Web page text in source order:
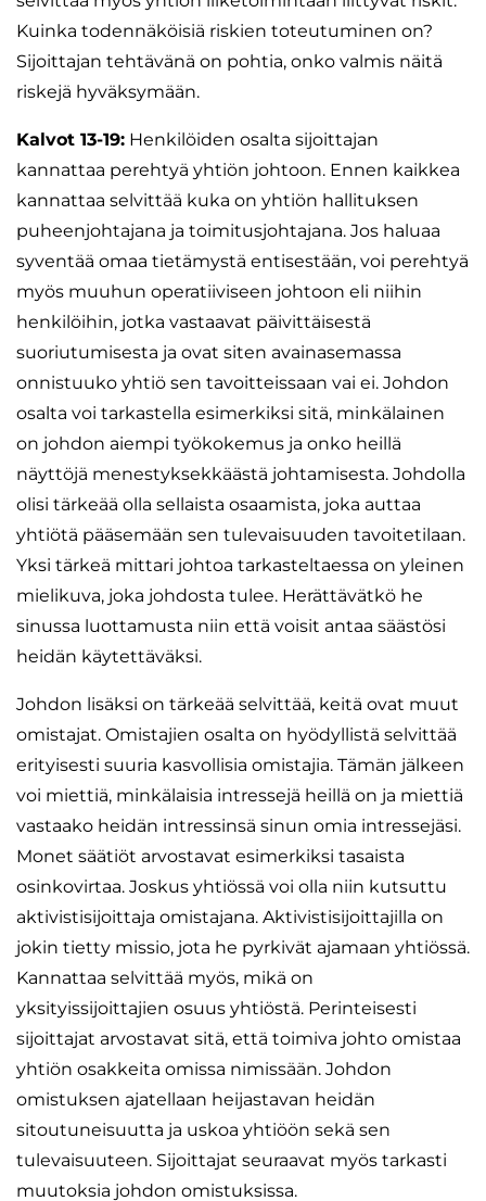
Kuinka todennäköisiä riskien toteutuminen on?
Sijoittajan tehtävänä on pohtia, onko valmis näitä
riskejä hyväksymään.
Kalvot 13-19: Henkilöiden osalta sijoittajan
kannattaa perehtyä yhtiön johtoon. Ennen kaikkea
kannattaa selvittää kuka on yhtiön hallituksen
puheenjohtajana ja toimitusjohtajana. Jos haluaa
syventää omaa tietämystä entisestään, voi perehtyä
myös muuhun operatiiviseen johtoon eli niihin
henkilöihin, jotka vastaavat päivittäisestä
suoriutumisesta ja ovat siten avainasemassa
onnistuuko yhtiö sen tavoitteissaan vai ei. Johdon
osalta voi tarkastella esimerkiksi sitä, minkälainen
on johdon aiempi työkokemus ja onko heillä
näyttöjä menestyksekkäästä johtamisesta. Johdolla
olisi tärkeää olla sellaista osaamista, joka auttaa
yhtiötä pääsemään sen tulevaisuuden tavoitetilaan.
Yksi tärkeä mittari johtoa tarkasteltaessa on yleinen
mielikuva, joka johdosta tulee. Herättävätkö he
sinussa luottamusta niin että voisit antaa säästösi
heidän käytettäväksi.
Johdon lisäksi on tärkeää selvittää, keitä ovat muut
omistajat. Omistajien osalta on hyödyllistä selvittää
erityisesti suuria kasvollisia omistajia. Tämän jälkeen
voi miettiä, minkälaisia intressejä heillä on ja miettiä
vastaako heidän intressinsä sinun omia intressejäsi.
Monet säätiöt arvostavat esimerkiksi tasaista
osinkovirtaa. Joskus yhtiössä voi olla niin kutsuttu
aktivistisijoittaja omistajana. Aktivistisijoittajilla on
jokin tietty missio, jota he pyrkivät ajamaan yhtiössä.
Kannattaa selvittää myös, mikä on
yksityissijoittajien osuus yhtiöstä. Perinteisesti
sijoittajat arvostavat sitä, että toimiva johto omistaa
yhtiön osakkeita omissa nimissään. Johdon
omistuksen ajatellaan heijastavan heidän
sitoutuneisuutta ja uskoa yhtiöön sekä sen
tulevaisuuteen. Sijoittajat seuraavat myös tarkasti
muutoksia johdon omistuksissa.